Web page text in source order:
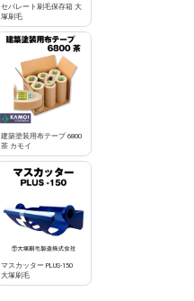
セパレート刷毛保存箱 大
塚刷毛
建築塗装用布テープ 6800
茶 カモイ
マスカッター PLUS-150
大塚刷毛